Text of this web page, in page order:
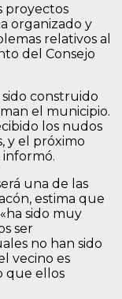
proyectos
organizado y
relativos al
del Consejo
construido
el municipio.
los nudos
y el próximo
informó.
una de las
estima que
sido muy
ser
no han sido
vecino es
que ellos